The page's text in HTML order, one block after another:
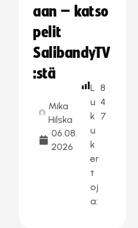
aan – katso
pelit
SalibandyTV
:stä
Mika
Hilska
06.08.
2026
L
u
k
u
k
er
t
oj
a:
8
4
7